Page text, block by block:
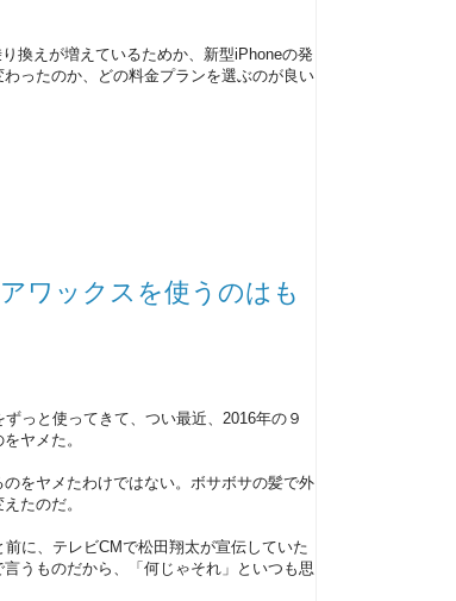
換えが増えているためか、新型iPhoneの発
ったのか、どの料金プランを選ぶのが良い
ワックスを使うのはも
っと使ってきて、つい最近、2016年の９
ヤメた。
をヤメたわけではない。ボサボサの髪で外
たのだ。
に、テレビCMで松田翔太が宣伝していた
うものだから、「何じゃそれ」といつも思